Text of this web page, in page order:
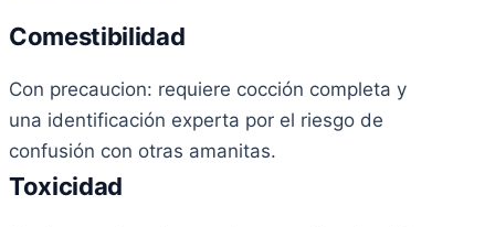
Comestibilidad
Con precaucion: requiere cocción completa y
una identificación experta por el riesgo de
confusión con otras amanitas.
Toxicidad